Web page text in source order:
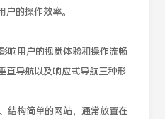
的操作效率。
响用户的视觉体验和操作流畅
直导航以及响应式导航三种形
结构简单的网站，通常放置在